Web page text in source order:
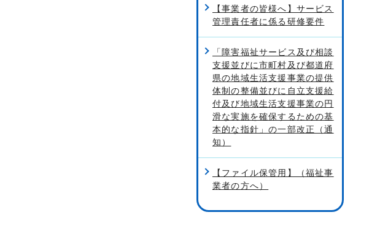
【事業者の皆様へ】サービス
管理責任者に係る研修要件
「障害福祉サービス及び相談
支援並びに市町村及び都道府
県の地域生活支援事業の提供
体制の整備並びに自立支援給
付及び地域生活支援事業の円
滑な実施を確保するための基
本的な指針」の一部改正（通
知）
【ファイル保管用】（福祉事
業者の方へ）